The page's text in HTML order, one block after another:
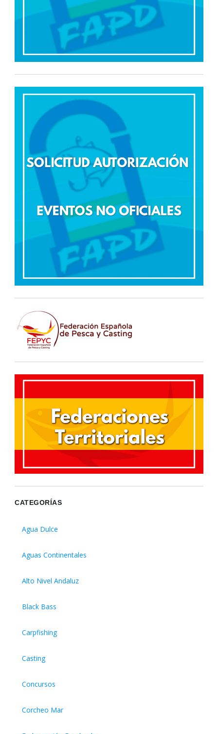
CATEGORÍAS
Agua Dulce
Aguas Continentales
Alto Nivel Andaluz
Black Bass
Carpfishing
Casting
Concursos
Corcheo Mar